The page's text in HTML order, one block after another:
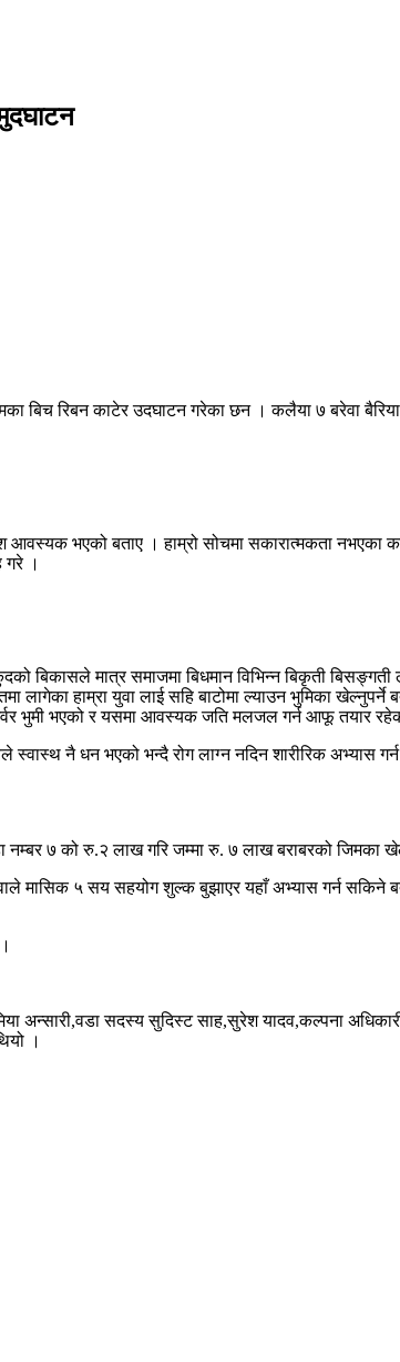
बिच रिबन काटेर उदघाटन गरेका छन । कलैया ७ बरेवा
भएको बताए । हाम्रो सोचमा सकारात्मकता
गरे ।
मात्र समाजमा बिधमान विभिन्न बिकृती बिसङ्गती
हाम्रा युवा लाई सहि बाटोमा ल्याउन भुमिका
भुमी भएको र यसमा आवस्यक जति मलजल गर्न आफू तयार
स्वास्थ नै धन भएको भन्दै रोग लाग्न नदिन शारीरिक
७ को रु.२ लाख गरि जम्मा रु. ७ लाख बराबरको जिमका
५ सय सहयोग शुल्क बुझाएर यहाँ अभ्यास गर्न सकिने
अन्सारी,वडा सदस्य सुदिस्ट साह,सुरेश यादव,कल्पना
।